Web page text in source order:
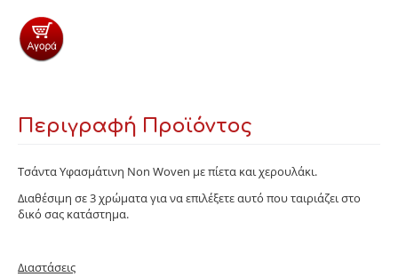
Περιγραφή Προϊόντος
Τσάντα Υφασμάτινη Non Woven με πίετα και χερουλάκι.
Διαθέσιμη σε 3 χρώματα για να επιλέξετε αυτό που ταιριάζει στο
δικό σας κατάστημα.
Διαστάσεις